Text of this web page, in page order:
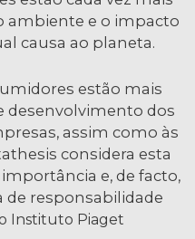
ambiente e o impacto
causa ao planeta.
estão mais
desenvolvimento dos
assim como às
considera esta
e, de facto,
de responsabilidade
Instituto Piaget